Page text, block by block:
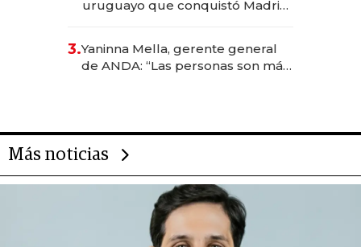
uruguayo que conquistó Madrid:
anticipación y prepara apertura
3.Yaninna Mella, gerente general
de ANDA: “Las personas son más
Más noticias